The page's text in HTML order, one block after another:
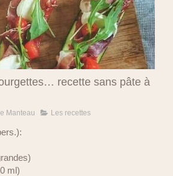
recette sans pâte à
Manteau Les recettes
ml)